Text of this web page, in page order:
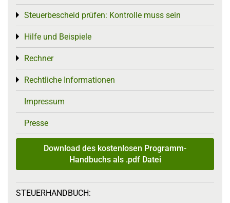
Steuerbescheid prüfen: Kontrolle muss sein
Toggle menu
Hilfe und Beispiele
Toggle menu
Rechner
Toggle menu
Rechtliche Informationen
Toggle menu
Impressum
Presse
Download des kostenlosen Programm-
Handbuchs als .pdf Datei
STEUERHANDBUCH: